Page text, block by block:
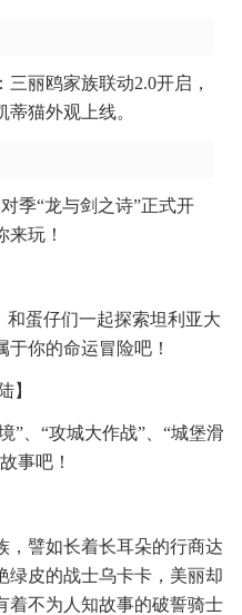
丽鸥家族联动2.0开启，
猫外观上线。
季“龙与剑之诗”正式开
来玩！
和蛋仔们一起探索坦利亚大
你的命运冒险吧！
】
”、“攻城大作战”、“城堡滑
事吧！
，譬如长着长耳朵的行商达
绿皮的战士乌卡卡，美丽却
着不为人知故事的破誓骑士